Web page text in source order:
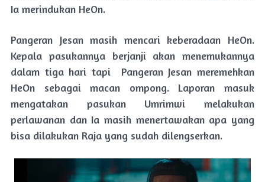
Ia merindukan HeOn.
Pangeran Jesan masih mencari keberadaan HeOn.
Kepala pasukannya berjanji akan menemukannya
dalam tiga hari tapi Pangeran Jesan meremehkan
HeOn sebagai macan ompong. Laporan masuk
mengatakan pasukan Umrimwi melakukan
perlawanan dan Ia masih menertawakan apa yang
bisa dilakukan Raja yang sudah dilengserkan.